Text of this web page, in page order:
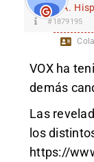
A.
#1879195
VOX ha
demás
Las
los
https://